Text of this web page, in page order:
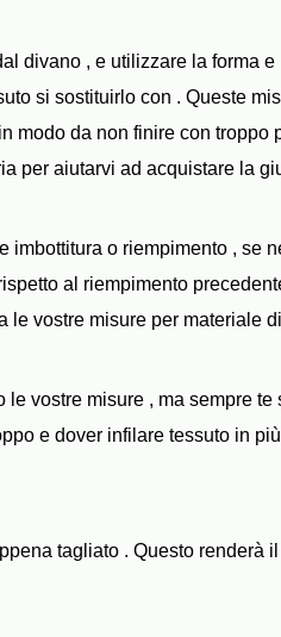
divano , e utilizzare la forma
si sostituirlo con . Queste
modo da non finire con troppo
per aiutarvi ad acquistare la
imbottitura o riempimento , se
al riempimento
le vostre misure per materiale
vostre misure , ma sempre
e dover infilare tessuto in
tagliato . Questo renderà